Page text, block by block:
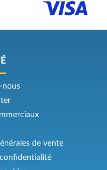
nous
de vente